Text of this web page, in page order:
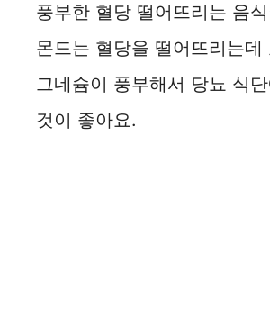
풍부한 혈당 떨어뜨리는 음
몬드는 혈당을 떨어뜨리는데
그네슘이 풍부해서 당뇨 식
것이 좋아요.